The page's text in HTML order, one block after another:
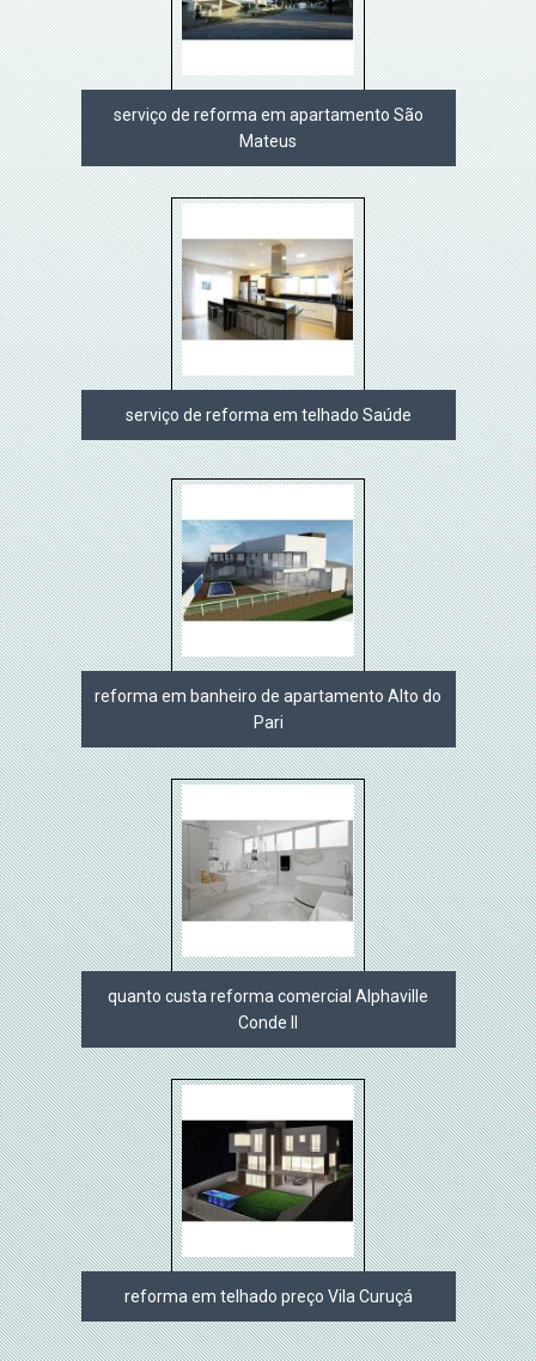
serviço de reforma em apartamento São
Mateus
serviço de reforma em telhado Saúde
reforma em banheiro de apartamento Alto do
Pari
quanto custa reforma comercial Alphaville
Conde II
reforma em telhado preço Vila Curuçá